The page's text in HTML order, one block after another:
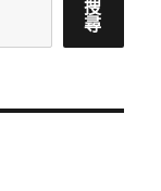
搜
尋